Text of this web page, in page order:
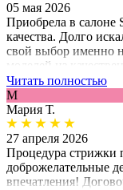
05 мая 2026
Приобрела в салоне
качества. Долго
свой выбор именно
моделей из
Девушки-менеджеры
вопросы.
прекрасное
проблемы потери
Читать полностью
М
Мария Т.
27 апреля 2026
Процедура стрижки
доброжелательные
впечатления!